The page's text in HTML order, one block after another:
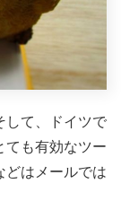
して、ドイツで
ても有効なツー
どはメールでは